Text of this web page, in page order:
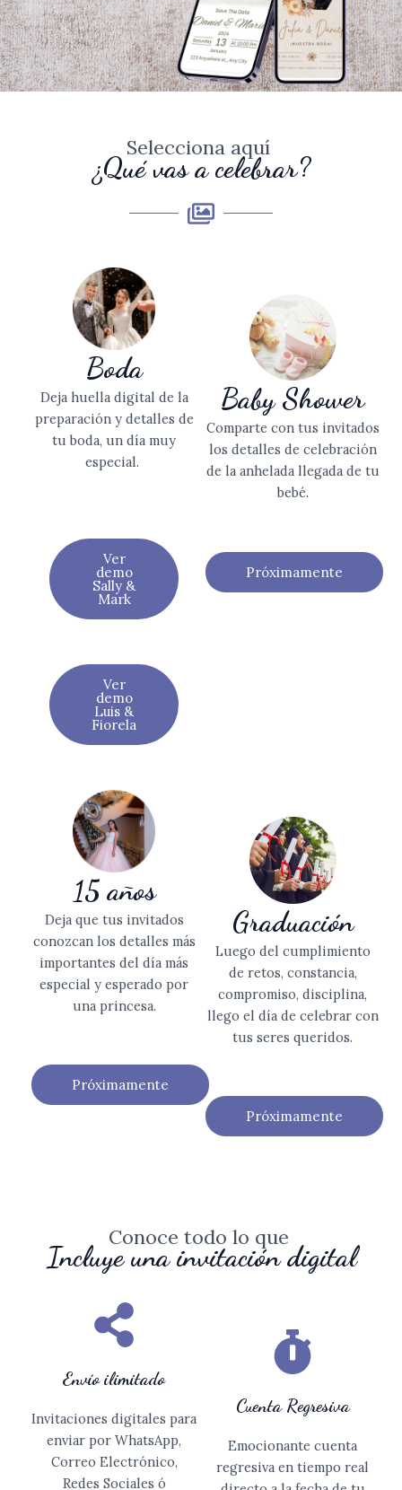
Selecciona aquí
¿Qué vas a celebrar?
Boda
Deja huella digital de la
preparación y detalles de
tu boda, un día muy
especial.
Ver
demo
Sally &
Mark
Ver
demo
Luis &
Fiorela
Baby Shower
Comparte con tus invitados
los detalles de celebración
de la anhelada llegada de tu
bebé.
Próximamente
15 años
Deja que tus invitados
conozcan los detalles más
importantes del día más
especial y esperado por
una princesa.
Próximamente
Graduación
Luego del cumplimiento
de retos, constancia,
compromiso, disciplina,
llego el día de celebrar con
tus seres queridos.
Próximamente
Conoce todo lo que
Incluye una invitación digital
Envío ilimitado
Invitaciones digitales para
enviar por WhatsApp,
Correo Electrónico,
Redes Sociales ó
Cuenta Regresiva
Emocionante cuenta
regresiva en tiempo real